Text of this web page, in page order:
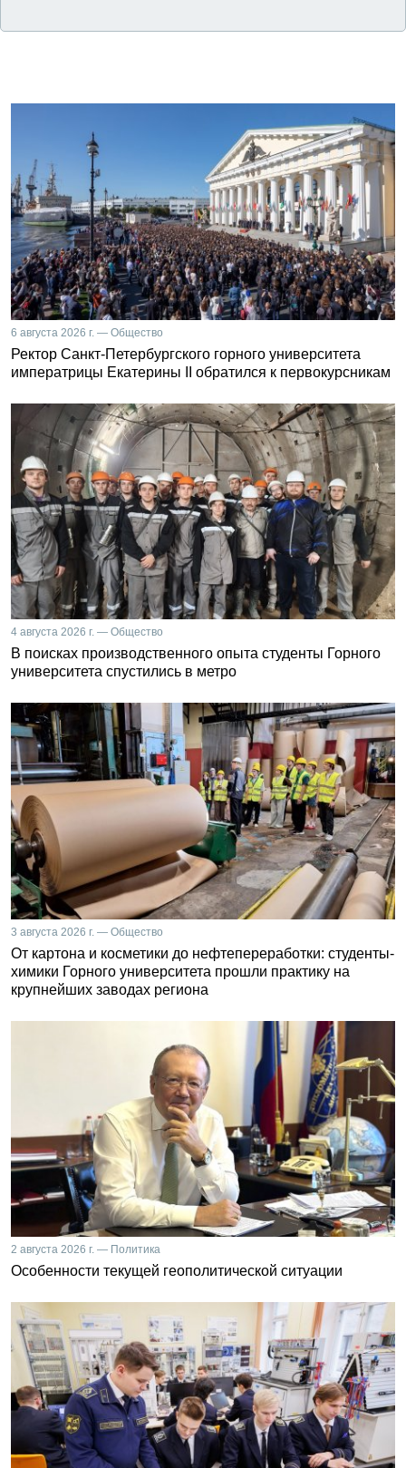
6 августа 2026 г. — Общество
Ректор Санкт-Петербургского горного университета
императрицы Екатерины II обратился к первокурсникам
4 августа 2026 г. — Общество
В поисках производственного опыта студенты Горного
университета спустились в метро
3 августа 2026 г. — Общество
От картона и косметики до нефтепереработки: студенты-
химики Горного университета прошли практику на
крупнейших заводах региона
2 августа 2026 г. — Политика
Особенности текущей геополитической ситуации